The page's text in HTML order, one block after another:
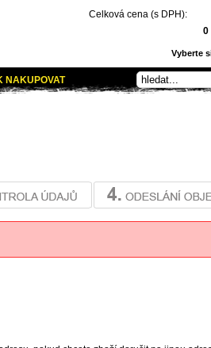
Celková cena (s DPH):
0
Vyberte
NAKUPOVAT